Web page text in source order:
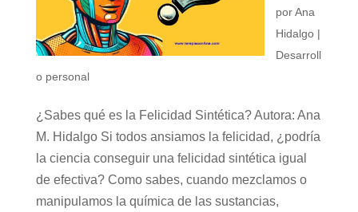
porAna
Hidalgo|
Desarroll
o personal
¿Sabes qué es la Felicidad Sintética? Autora: Ana
M. Hidalgo Si todos ansiamos la felicidad, ¿podría
la ciencia conseguir una felicidad sintética igual
de efectiva? Como sabes, cuando mezclamos o
manipulamos la química de las sustancias,